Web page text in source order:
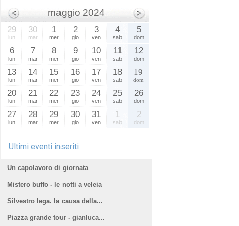
maggio 2024
29
lun
30
mar
1
mer
2
gio
3
ven
4
sab
5
dom
6
lun
7
mar
8
mer
9
gio
10
ven
11
sab
12
dom
13
lun
14
mar
15
mer
16
gio
17
ven
18
sab
19
dom
20
lun
21
mar
22
mer
23
gio
24
ven
25
sab
26
dom
27
lun
28
mar
29
mer
30
gio
31
ven
1
sab
2
dom
Ultimi eventi inseriti
Un capolavoro di giornata
Mistero buffo - le notti a veleia
Silvestro lega. la causa della...
Piazza grande tour - gianluca...